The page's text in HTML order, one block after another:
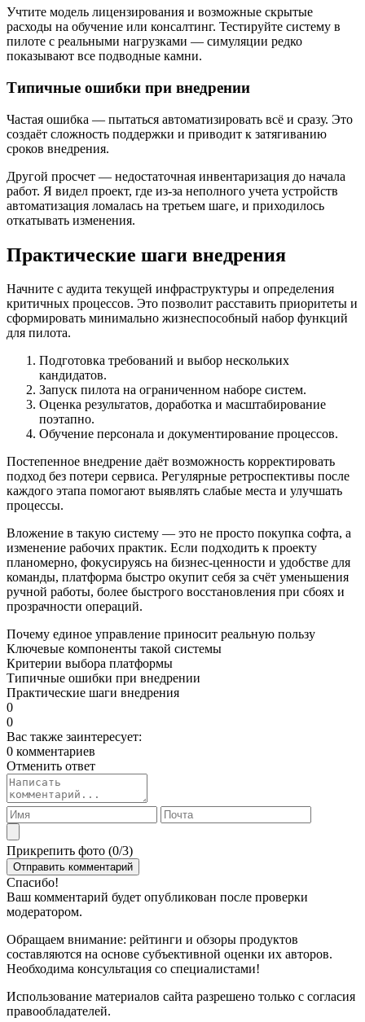
Учтите модель лицензирования и возможные скрытые
расходы на обучение или консалтинг. Тестируйте систему в
пилоте с реальными нагрузками — симуляции редко
показывают все подводные камни.
Типичные ошибки при внедрении
Частая ошибка — пытаться автоматизировать всё и сразу. Это
создаёт сложность поддержки и приводит к затягиванию
сроков внедрения.
Другой просчет — недостаточная инвентаризация до начала
работ. Я видел проект, где из-за неполного учета устройств
автоматизация ломалась на третьем шаге, и приходилось
откатывать изменения.
Практические шаги внедрения
Начните с аудита текущей инфраструктуры и определения
критичных процессов. Это позволит расставить приоритеты и
сформировать минимально жизнеспособный набор функций
для пилота.
Подготовка требований и выбор нескольких
кандидатов.
Запуск пилота на ограниченном наборе систем.
Оценка результатов, доработка и масштабирование
поэтапно.
Обучение персонала и документирование процессов.
Постепенное внедрение даёт возможность корректировать
подход без потери сервиса. Регулярные ретроспективы после
каждого этапа помогают выявлять слабые места и улучшать
процессы.
Вложение в такую систему — это не просто покупка софта, а
изменение рабочих практик. Если подходить к проекту
планомерно, фокусируясь на бизнес-ценности и удобстве для
команды, платформа быстро окупит себя за счёт уменьшения
ручной работы, более быстрого восстановления при сбоях и
прозрачности операций.
Почему единое управление приносит реальную пользу
Ключевые компоненты такой системы
Критерии выбора платформы
Типичные ошибки при внедрении
Практические шаги внедрения
0
0
Вас также заинтересует:
0 комментариев
Отменить ответ
Прикрепить фото (0/3)
Спасибо!
Ваш комментарий будет опубликован после проверки
модератором.
Обращаем внимание: рейтинги и обзоры продуктов
составляются на основе субъективной оценки их авторов.
Необходима консультация со специалистами!
Использование материалов сайта разрешено только с согласия
правообладателей.